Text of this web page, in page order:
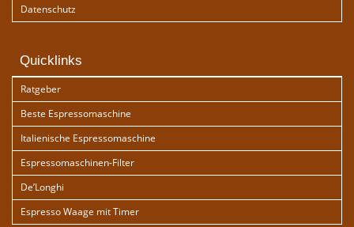
Datenschutz
Quicklinks
Ratgeber
Beste Espressomaschine
Italienische Espressomaschine
Espressomaschinen-Filter
De’Longhi
Espresso Waage mit Timer